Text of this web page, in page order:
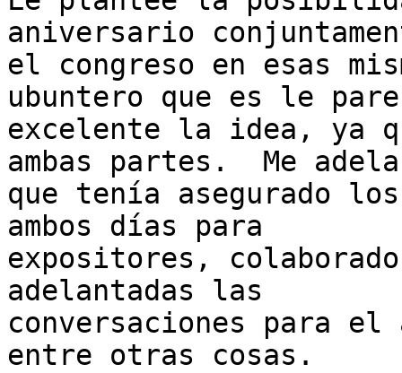
aniversario
el congreso en esas
ubuntero que es le
excelente la idea, ya
ambas partes.  Me
que tenía asegurado
ambos días para
expositores,
adelantadas las
conversaciones para
entre otras cosas.